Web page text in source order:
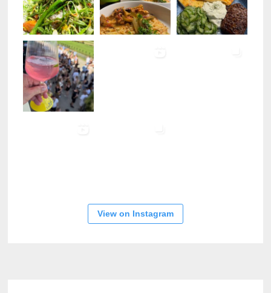
View on Instagram